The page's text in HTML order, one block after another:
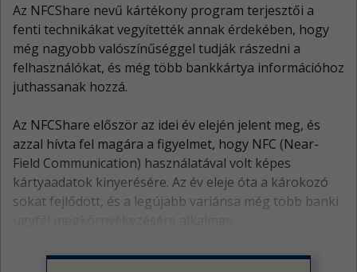
Az NFCShare nevű kártékony program terjesztői a
fenti technikákat vegyítették annak érdekében, hogy
még nagyobb valószínűséggel tudják rászedni a
felhasználókat, és még több bankkártya információhoz
juthassanak hozzá.
Az NFCShare először az idei év elején jelent meg, és
azzal hívta fel magára a figyelmet, hogy NFC (Near-
Field Communication) használatával volt képes
kártyaadatok kinyerésére. Az év eleje óta a károkozó
sokat fejlődött, és a legújabb variánsa még több banki